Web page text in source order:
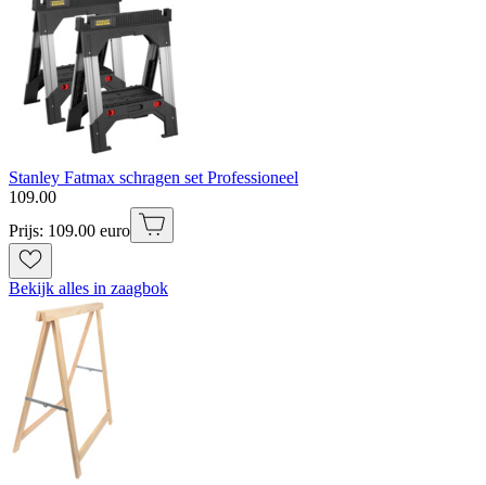
Stanley Fatmax schragen set Professioneel
109.00
Prijs: 109.00 euro
Bekijk alles in zaagbok